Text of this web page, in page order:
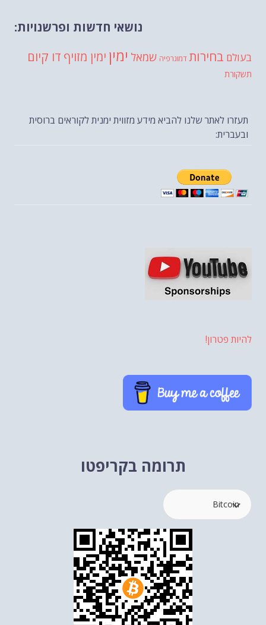
נושאי חדשות ופרשנויות:
בעולם בחירות דמוגרפיה שמאל ימין ימין מזויף דו קיום
תשקורת
תעזרו לאתר שלנו להביא מידע מזווית ימנית לקוראים ברוסית
ובעברית:
להיות פטרון!
תרומה בקריפטו